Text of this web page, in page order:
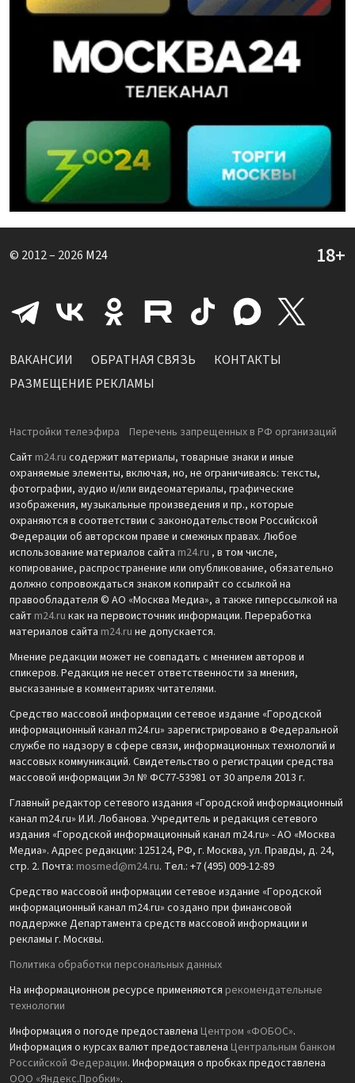
© 2012 – 2026 M24
ВАКАНСИИ ОБРАТНАЯ СВЯЗЬ
КОНТАКТЫ
РАЗМЕЩЕНИЕ РЕКЛАМЫ
Настройки телеэфира
Перечень запрещенных в РФ организаций
Сайт m24.ru содержит материалы, товарные знаки и иные
охраняемые элементы, включая, но, не ограничиваясь: тексты,
фотографии, аудио и/или видеоматериалы, графические
изображения, музыкальные произведения и пр., которые
охраняются в соответствии с законодательством Российской
Федерации об авторском праве и смежных правах. Любое
использование материалов сайта m24.ru , в том числе,
копирование, распространение или опубликование, обязательно
должно сопровождаться знаком копирайт со ссылкой на
правообладателя © АО «Москва Медиа», а также гиперссылкой на
сайт m24.ru как на первоисточник информации. Переработка
материалов сайта m24.ru не допускается.
Мнение редакции может не совпадать с мнением авторов и
спикеров. Редакция не несет ответственности за мнения,
высказанные в комментариях читателями.
Средство массовой информации сетевое издание «Городской
информационный канал m24.ru» зарегистрировано в Федеральной
службе по надзору в сфере связи, информационных технологий и
массовых коммуникаций. Свидетельство о регистрации средства
массовой информации Эл № ФС77-53981 от 30 апреля 2013 г.
Главный редактор сетевого издания «Городской информационный
канал m24.ru» И.И. Лобанова. Учредитель и редакция сетевого
издания «Городской информационный канал m24.ru» - АО «Москва
Медиа». Адрес редакции: 125124, РФ, г. Москва, ул. Правды, д. 24,
стр. 2. Почта: mosmed@m24.ru. Тел.: +7 (495) 009-12-89
Средство массовой информации сетевое издание «Городской
информационный канал m24.ru» создано при финансовой
поддержке Департамента средств массовой информации и
рекламы г. Москвы.
Политика обработки персональных данных
На информационном ресурсе применяются рекомендательные
технологии
Информация о погоде предоставлена Центром «ФОБОС».
Информация о курсах валют предоставлена Центральным банком
Российской Федерации. Информация о пробках предоставлена
ООО «Яндекс.Пробки».